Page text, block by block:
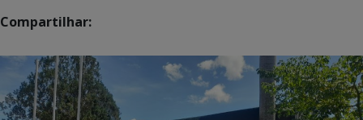
Compartilhar: